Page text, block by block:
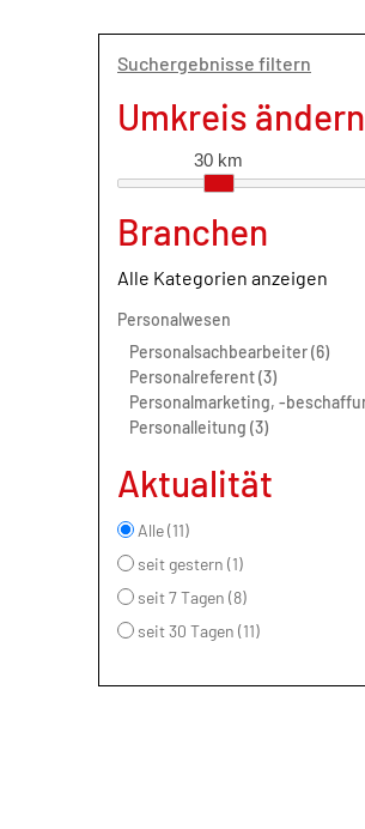
Suchergebnisse filtern
Umkreis ändern
30 km
Branchen
Alle Kategorien anzeigen
Personalwesen
Personalsachbearbeiter (6)
Personalreferent (3)
Personalleitung (3)
Aktualität
Alle (11)
seit gestern (1)
seit 7 Tagen (8)
seit 30 Tagen (11)